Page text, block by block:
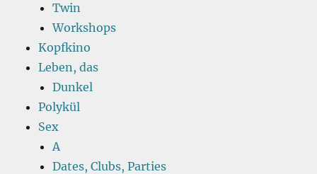
Twin
Workshops
Kopfkino
Leben, das
Dunkel
Polykül
Sex
A
Dates, Clubs, Parties